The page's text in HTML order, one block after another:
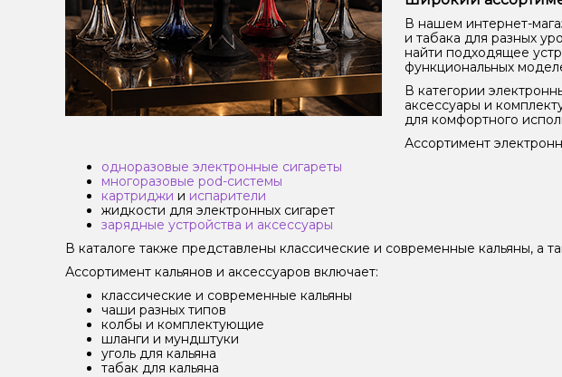
В нашем интернет-
и табака для разных
найти подходящее
функциональных
В категории
аксессуары и
для комфортного
Ассортимент
одноразовые электронные сигареты
многоразовые pod-системы
картриджи и испарители
жидкости для электронных сигарет
зарядные устройства и аксессуары
В каталоге также представлены классические и современные кальяны,
Ассортимент кальянов и аксессуаров включает:
классические и современные кальяны
чаши разных типов
колбы и комплектующие
шланги и мундштуки
уголь для кальяна
табак для кальяна